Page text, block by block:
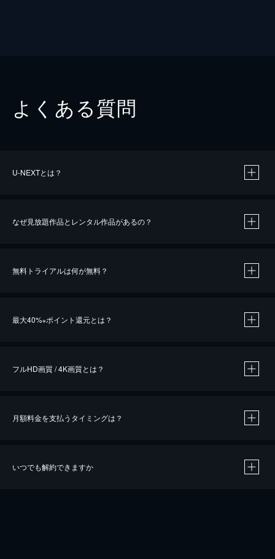
よくある質問
U-NEXTとは？
なぜ見放題作品とレンタル作品があるの？
無料トライアルは何が無料？
最大40%※ポイント還元とは？
※40％ポイント還元の対象は、クレジットカード決済による作品の購入 / レンタルです。
フルHD画質 / 4K画質とは？
月額料金を支払うタイミングは？
いつでも解約できますか